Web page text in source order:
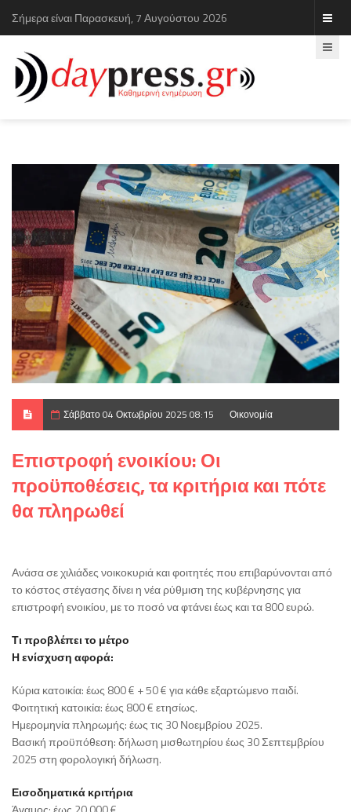
Σήμερα είναι Παρασκευή, 7 Αυγούστου 2026
Σάββατο 04 Οκτωβρίου 2025 08:15 Οικονομία
Επιστροφή ενοικίου: Οι
προϋποθέσεις, τα κριτήρια και πότε
θα πληρωθεί
Ανάσα σε χιλιάδες νοικοκυριά και φοιτητές που επιβαρύνονται από
το κόστος στέγασης δίνει η νέα ρύθμιση της κυβέρνησης για
επιστροφή ενοικίου, με το ποσό να φτάνει έως και τα 800 ευρώ.
Τι προβλέπει το μέτρο
Η ενίσχυση αφορά:
Κύρια κατοικία: έως 800 € + 50 € για κάθε εξαρτώμενο παιδί.
Φοιτητική κατοικία: έως 800 € ετησίως.
Ημερομηνία πληρωμής: έως τις 30 Νοεμβρίου 2025.
Βασική προϋπόθεση: δήλωση μισθωτηρίου έως 30 Σεπτεμβρίου
2025 στη φορολογική δήλωση.
Εισοδηματικά κριτήρια